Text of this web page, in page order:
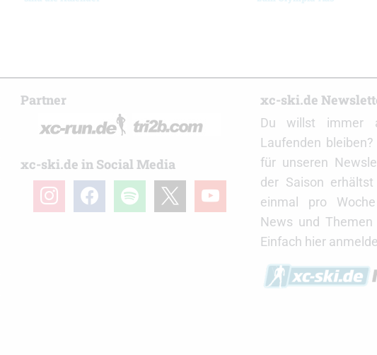
Partner
xc-ski.de in Social Media
instagramfacebookspotify youtube
xc-ski.de
Du willst immer
Laufenden
für unseren
der Saison
einmal pro
News und
Einfach hier